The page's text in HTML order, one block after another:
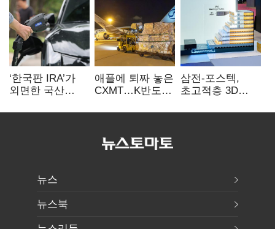
‘한국판 IRA’가
외면한 국산
실효성에 ‘의문’
애플에 퇴짜 놓은
CXMT…K반도체
삼전-포스텍,
초고적층 3D
성능·전력효율
뉴스
뉴스북